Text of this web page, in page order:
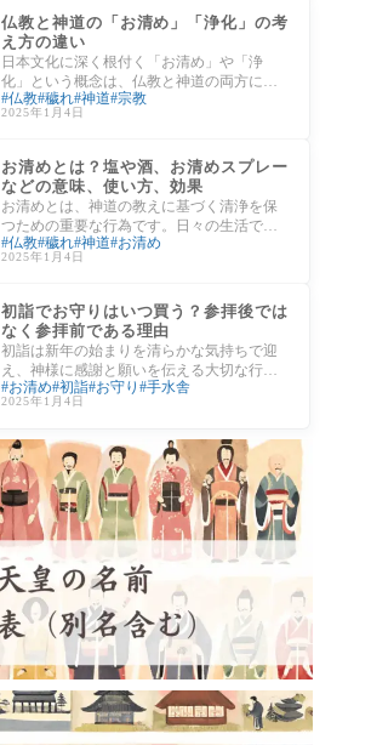
仏教と神道の「お清め」「浄化」の考
え方の違い
日本文化に深く根付く「お清め」や「浄
化」という概念は、仏教と神道の両方に存
在します。それぞれの宗教における定義や
目的、具
仏教 穢れ 神道 宗教
2025年1月4日
お清めとは？塩や酒、お清めスプレー
などの意味、使い方、効果
お清めとは、神道の教えに基づく清浄を保
つための重要な行為です。日々の生活で知
らず知らずのうちに身に帯びる穢（けが）
れを取
仏教 穢れ 神道 お清め
2025年1月4日
初詣でお守りはいつ買う？参拝後では
なく参拝前である理由
初詣は新年の始まりを清らかな気持ちで迎
え、神様に感謝と願いを伝える大切な行事
です。この際に多くの方がお守りを購入さ
れます
お清め 初詣 お守り 手水舎
2025年1月4日